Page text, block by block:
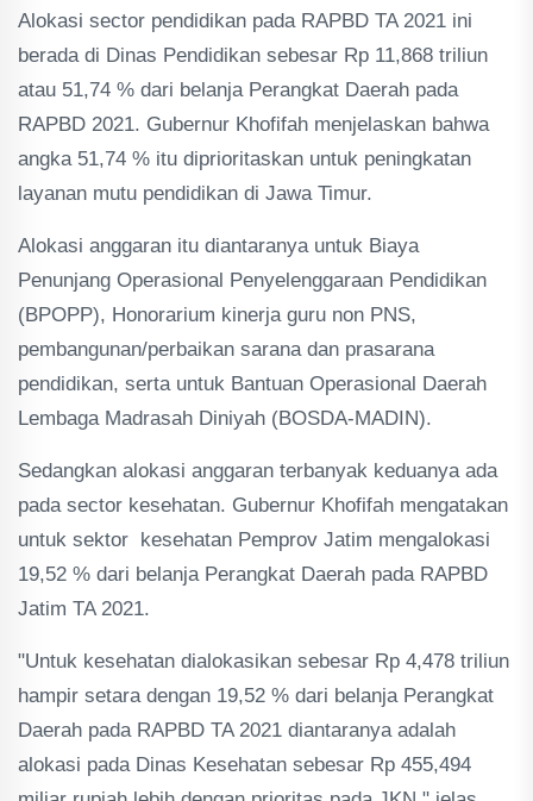
Alokasi sector pendidikan pada RAPBD TA 2021 ini
berada di Dinas Pendidikan sebesar Rp 11,868 triliun
atau 51,74 % dari belanja Perangkat Daerah pada
RAPBD 2021. Gubernur Khofifah menjelaskan bahwa
angka 51,74 % itu diprioritaskan untuk peningkatan
layanan mutu pendidikan di Jawa Timur.
Alokasi anggaran itu diantaranya untuk Biaya
Penunjang Operasional Penyelenggaraan Pendidikan
(BPOPP), Honorarium kinerja guru non PNS,
pembangunan/perbaikan sarana dan prasarana
pendidikan, serta untuk Bantuan Operasional Daerah
Lembaga Madrasah Diniyah (BOSDA-MADIN).
Sedangkan alokasi anggaran terbanyak keduanya ada
pada sector kesehatan. Gubernur Khofifah mengatakan
untuk sektor kesehatan Pemprov Jatim mengalokasi
19,52 % dari belanja Perangkat Daerah pada RAPBD
Jatim TA 2021.
"Untuk kesehatan dialokasikan sebesar Rp 4,478 triliun
hampir setara dengan 19,52 % dari belanja Perangkat
Daerah pada RAPBD TA 2021 diantaranya adalah
alokasi pada Dinas Kesehatan sebesar Rp 455,494